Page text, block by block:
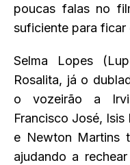
poucas falas no
suficiente para ficar
Selma Lopes
Rosalita, já o
o vozeirão a
Francisco José,
e Newton Martins
ajudando a